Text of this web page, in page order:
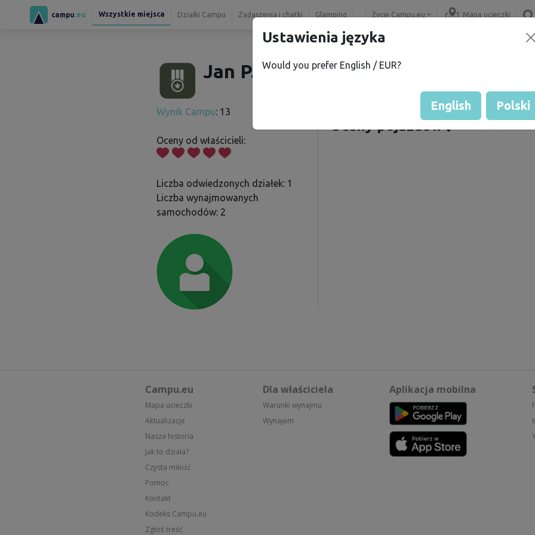
campu .eu Wszystkie miejsca Działki Campu Zadaszenia i chatki Glamping Życie Campu.eu Mapa ucieczki
Jan P.
Wynik Campu: 13
Oceny od właścicieli:
Liczba odwiedzonych działek: 1
Liczba wynajmowanych
samochodów: 2
Oceny pojazdów
Campu.eu
Mapa ucieczki
Aktualizacje
Nasza historia
Jak to działa?
Czysta miłość
Pomoc
Kontakt
Kodeks Campu.eu
Zgłoś treść
Dla właściciela
Warunki wynajmu
Wynajem
Aplikacja mobilna
Ustawienia języka
Would you prefer English / EUR?
English Polski